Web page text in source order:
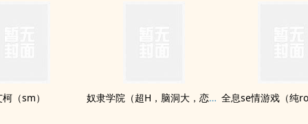
（sm） 奴隶学院（超H，脑洞大，恋足，BG，女奴